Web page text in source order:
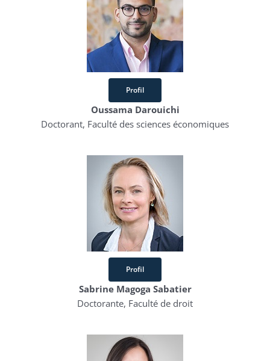
Profil
Oussama Darouichi
Doctorant, Faculté des sciences économiques
Profil
Sabrine Magoga Sabatier
Doctorante, Faculté de droit